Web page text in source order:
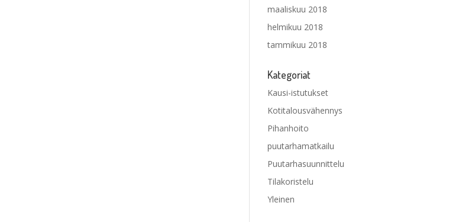
maaliskuu 2018
helmikuu 2018
tammikuu 2018
Kategoriat
Kausi-istutukset
Kotitalousvähennys
Pihanhoito
puutarhamatkailu
Puutarhasuunnittelu
Tilakoristelu
Yleinen